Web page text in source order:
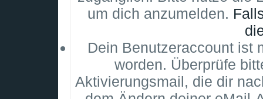
um dich anzumelden.
Dein Benutzeraccount ist
worden. Überprüfe
Aktivierungsmail, die dir